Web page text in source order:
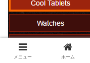
メニュー ホーム